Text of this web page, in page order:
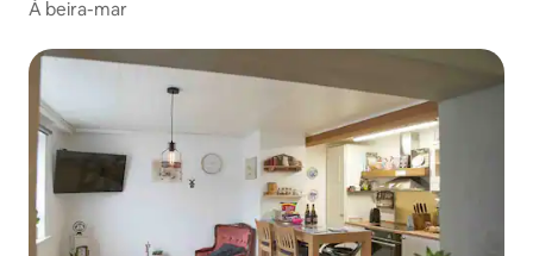
À beira-mar